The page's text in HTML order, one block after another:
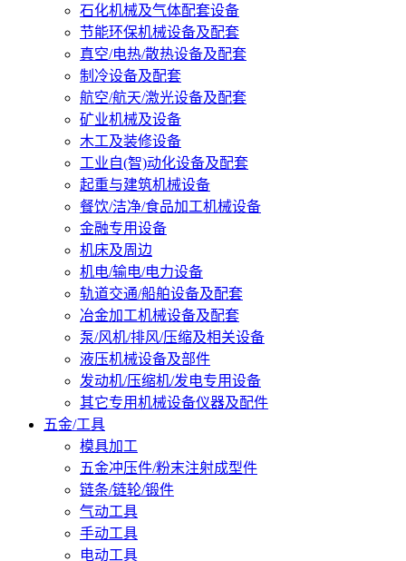
石化机械及气体配套设备
节能环保机械设备及配套
真空/电热/散热设备及配套
制冷设备及配套
航空/航天/激光设备及配套
矿业机械及设备
木工及装修设备
工业自(智)动化设备及配套
起重与建筑机械设备
餐饮/洁净/食品加工机械设备
金融专用设备
机床及周边
机电/输电/电力设备
轨道交通/船舶设备及配套
冶金加工机械设备及配套
泵/风机/排风/压缩及相关设备
液压机械设备及部件
发动机/压缩机/发电专用设备
其它专用机械设备仪器及配件
五金/工具
模具加工
五金冲压件/粉末注射成型件
链条/链轮/锻件
气动工具
手动工具
电动工具